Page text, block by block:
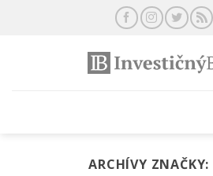
ARCHÍVY ZNAČKY: